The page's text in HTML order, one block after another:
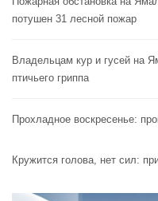
потушен 31 лесной пожар
Владельцам кур и гусей на
птичьего гриппа
Прохладное воскресенье:
Кружится голова, нет сил: